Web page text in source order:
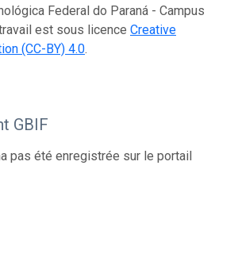
Federal do Paraná - Campus
est sous licence Creative
(CC-BY) 4.0.
GBIF
pas été enregistrée sur le portail